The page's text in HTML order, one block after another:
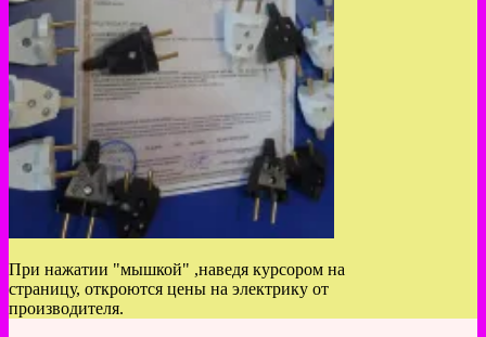
При нажатии "мышкой" ,наведя курсором на
страницу, откроются цены на электрику от
производителя.